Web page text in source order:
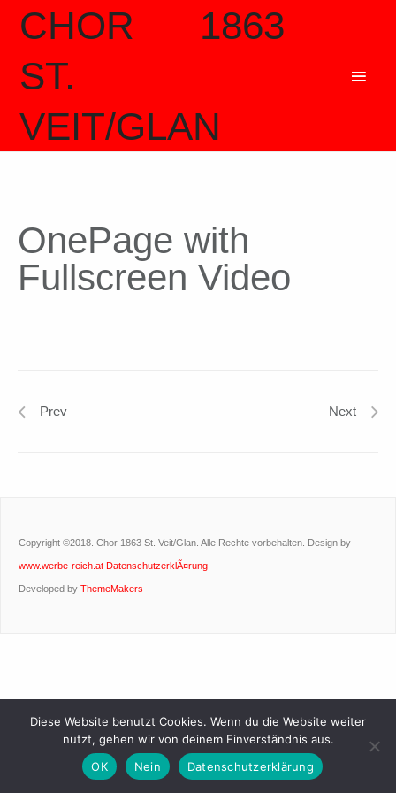
CHOR 1863
ST.
VEIT/GLAN
OnePage with
Fullscreen Video
Prev Next
Copyright ©2018. Chor 1863 St. Veit/Glan. Alle Rechte vorbehalten. Design by
www.werbe-reich.at DatenschutzerklÃ¤rung
Developed by ThemeMakers
Diese Website benutzt Cookies. Wenn du die Website weiter
nutzt, gehen wir von deinem Einverständnis aus.
OK
Nein Datenschutzerklärung